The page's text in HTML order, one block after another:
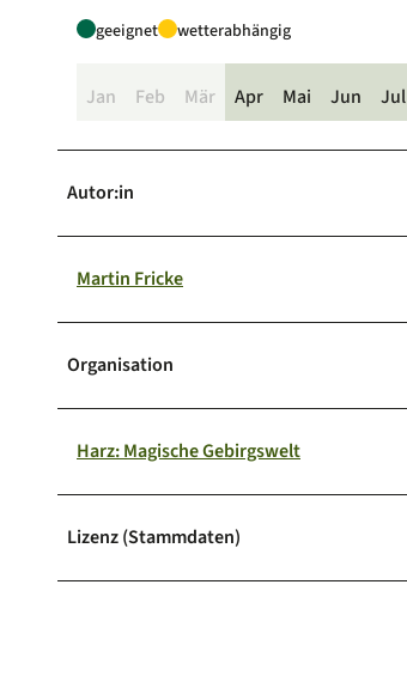
geeignet wetterabhängig
Jan Feb Mär Apr Mai Jun Jul
Autor:in
Martin Fricke
Organisation
Harz: Magische Gebirgswelt
Lizenz (Stammdaten)